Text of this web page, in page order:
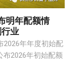
明年配额情
业
2026年年度初始配
布2026年初始配额